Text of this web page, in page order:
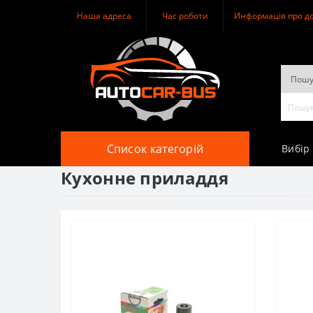
Наша адреса Час роботи Информація про
Список категорій Вибір
Кухонне приладдя